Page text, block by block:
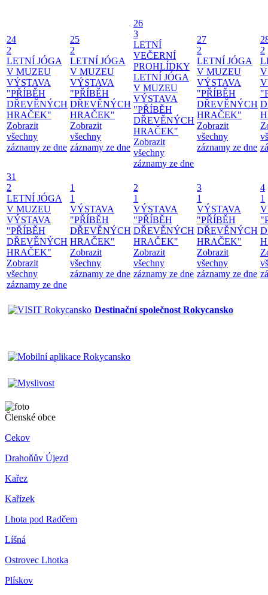
24
2
LETNÍ JÓGA
V MUZEU
VÝSTAVA
"PŘÍBĚH
DŘEVĚNÝCH
HRAČEK"
Zobrazit
všechny
záznamy ze dne
25
2
LETNÍ JÓGA
V MUZEU
VÝSTAVA
"PŘÍBĚH
DŘEVĚNÝCH
HRAČEK"
Zobrazit
všechny
záznamy ze dne
26
3
LETNÍ
VEČERNÍ
PROHLÍDKY
LETNÍ JÓGA
V MUZEU
VÝSTAVA
"PŘÍBĚH
DŘEVĚNÝCH
HRAČEK"
Zobrazit
všechny
záznamy ze dne
27
2
LETNÍ JÓGA
V MUZEU
VÝSTAVA
"PŘÍBĚH
DŘEVĚNÝCH
HRAČEK"
Zobrazit
všechny
záznamy ze dne
2
31
2
LETNÍ JÓGA
V MUZEU
VÝSTAVA
"PŘÍBĚH
DŘEVĚNÝCH
HRAČEK"
Zobrazit
všechny
záznamy ze dne
1
1
VÝSTAVA
"PŘÍBĚH
DŘEVĚNÝCH
HRAČEK"
Zobrazit
všechny
záznamy ze dne
2
1
VÝSTAVA
"PŘÍBĚH
DŘEVĚNÝCH
HRAČEK"
Zobrazit
všechny
záznamy ze dne
3
1
VÝSTAVA
"PŘÍBĚH
DŘEVĚNÝCH
HRAČEK"
Zobrazit
všechny
záznamy ze dne
4
1
Destinační společnost Rokycansko
Členské obce
Cekov
Drahoňův Újezd
Kařez
Kařízek
Lhota pod Radčem
Líšná
Ostrovec Lhotka
Plískov